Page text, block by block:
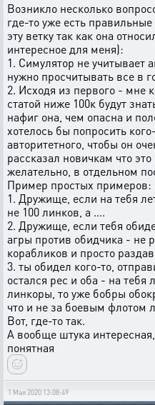
Возникло несколько
где-то уже есть
эту ветку так как она
интересное для меня):
1. Симулятор не учитывает
нужно просчитывать все в
2. Исходя из первого - мне
статой ниже 100к будут
нафиг она, чем опасна и
хотелось бы попросить
авторитетного, чтобы он
рассказал новичкам что это
желательно, в отдельном
Пример простых примеров:
1. Дружище, если на тебя
не 100 линков, а ....
2. Дружище, если тебя
агры против обидчика - не
корабликов и просто
3. ты обидел кого-то,
остался рес и оба - на тебя
линкоры, то уже бобры
что и не за боевым флотом
Вот, где-то так.
А вообще штука
понятная
1 Мая 2020 13:08:49